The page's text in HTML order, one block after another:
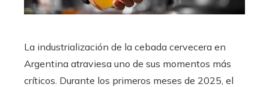
La industrialización de la cebada cervecera en
Argentina atraviesa uno de sus momentos más
críticos. Durante los primeros meses de 2025, el